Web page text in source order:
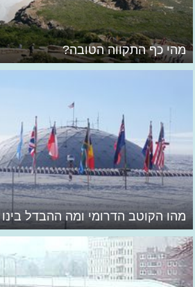
מהי כף התקווה הטובה?
מהו הקוטב הדרומי ומה ההבדל